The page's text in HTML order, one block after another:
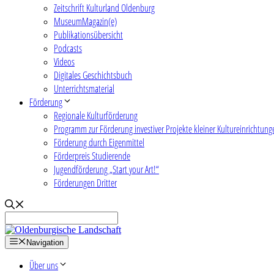
Zeitschrift Kulturland Oldenburg
MuseumMagazin(e)
Publikationsübersicht
Podcasts
Videos
Digitales Geschichtsbuch
Unterrichtsmaterial
Förderung
Regionale Kulturförderung
Programm zur Förderung investiver Projekte kleiner
Förderung durch Eigenmittel
Förderpreis Studierende
Jugendförderung „Start your Art!“
Förderungen Dritter
Navigation
Über uns